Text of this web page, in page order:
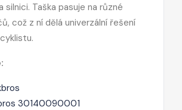
Taška pasuje na různé
což z ní dělá univerzální řešení
30140090001